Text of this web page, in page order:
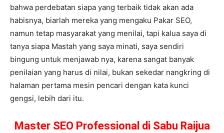
bahwa perdebatan siapa yang terbaik tidak akan ada
habisnya, biarlah mereka yang mengaku Pakar SEO,
namun tetap masyarakat yang menilai, tapi kalua saya di
tanya siapa Mastah yang saya minati, saya sendiri
bingung untuk menjawab nya, karena sangat banyak
penilaian yang harus di nilai, bukan sekedar nangkring di
halaman pertama mesin pencari dengan kata kunci
gengsi, lebih dari itu.
Master SEO Professional di Sabu Raijua